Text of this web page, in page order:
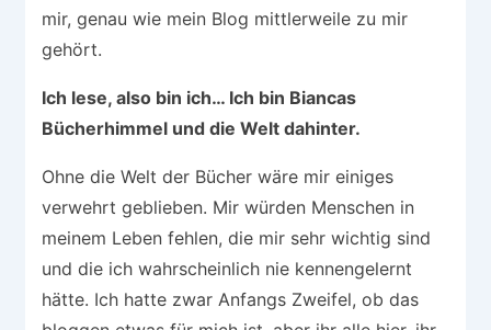
mir, genau wie mein Blog mittlerweile zu mir
gehört.
Ich lese, also bin ich… Ich bin Biancas
Bücherhimmel und die Welt dahinter.
Ohne die Welt der Bücher wäre mir einiges
verwehrt geblieben. Mir würden Menschen in
meinem Leben fehlen, die mir sehr wichtig sind
und die ich wahrscheinlich nie kennengelernt
hätte. Ich hatte zwar Anfangs Zweifel, ob das